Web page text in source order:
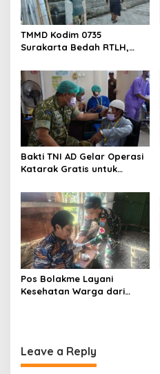
TMMD Kodim 0735
Surakarta Bedah RTLH,
bagi Warga
Bakti TNI AD Gelar Operasi
Katarak Gratis untuk
Pos Bolakme Layani
Kesehatan Warga dari
Leave a Reply